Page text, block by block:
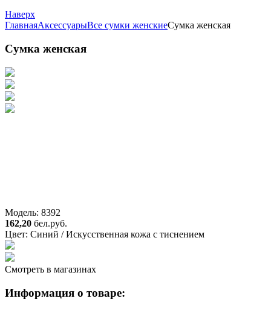
Наверх
ГлавнаяАксессуарыВсе сумки женскиеСумка женская
Сумка женская
Модель: 8392
162,20 бел.руб.
Цвет: Синий / Искусственная кожа с тиснением
Смотреть в магазинах
Информация о товаре: